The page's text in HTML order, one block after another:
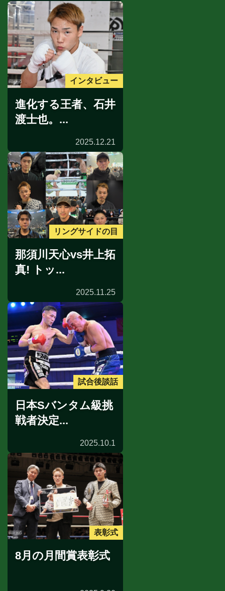
インタビュー
進化する王者、石井
渡士也。...
2025.12.21
リングサイドの目
那須川天心vs井上拓
真! トッ...
2025.11.25
試合後談話
日本Sバンタム級挑
戦者決定...
2025.10.1
表彰式
8月の月間賞表彰式